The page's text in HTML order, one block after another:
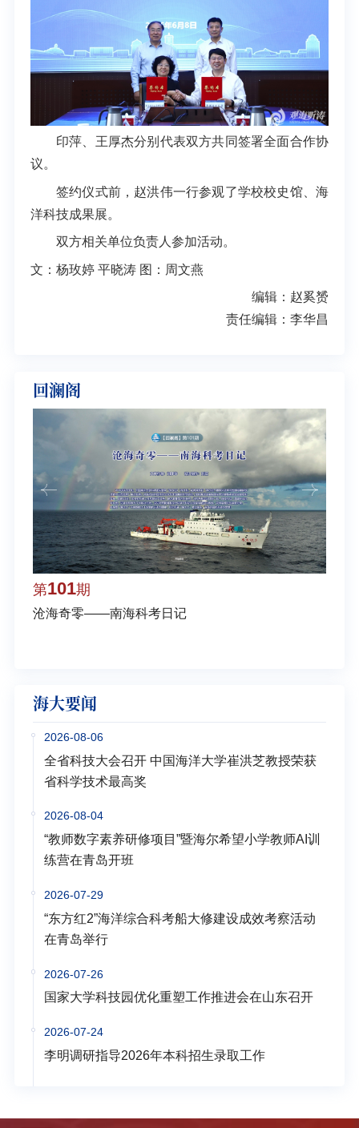
印萍、王厚杰分别代表双方共同签署全面合作协
议。
签约仪式前，赵洪伟一行参观了学校校史馆、海
洋科技成果展。
双方相关单位负责人参加活动。
文：杨玫婷 平晓涛 图：周文燕
编辑：赵奚赟
责任编辑：李华昌
回澜阁
第101期
沧海奇零——南海科考日记
海大要闻
2026-08-06
全省科技大会召开 中国海洋大学崔洪芝教授荣获
省科学技术最高奖
2026-08-04
“教师数字素养研修项目”暨海尔希望小学教师AI训
练营在青岛开班
2026-07-29
“东方红2”海洋综合科考船大修建设成效考察活动
在青岛举行
2026-07-26
国家大学科技园优化重塑工作推进会在山东召开
2026-07-24
李明调研指导2026年本科招生录取工作